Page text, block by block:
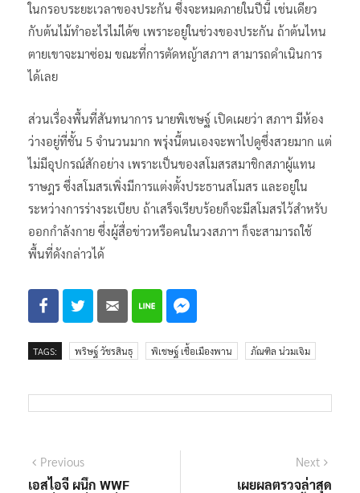
ในกรอบระยะเวลาของประกัน ซึ่งจะหมดภายในปีนี้ เช่นเดียว
กับต้นไม้ทำอะไรไม่ได้ฃ เพราะอยู่ในช่วงของประกัน ถ้าต้นไหน
ตายเขาจะมาซ่อม ขณะที่การตัดหญ้าสภาฯ สามารถดำเนินการ
ได้เลย
ส่วนเรื่องพื้นที่สันทนาการ นายพิเชษฐ์ เปิดเผยว่า สภาฯ มีห้อง
ว่างอยู่ที่ชั้น 5 จำนวนมาก พรุ่งนี้ตนเองจะพาไปดูซึ่งสวยมาก แต่
ไม่มีอุปกรณ์สักอย่าง เพราะเป็นของสโมสรสมาชิกสภาผู้แทน
ราษฎร ซึ่งสโมสรเพิ่งมีการแต่งตั้งประธานสโมสร และอยู่ใน
ระหว่างการร่างระเบียบ ถ้าเสร็จเรียบร้อยก็จะมีสโมสรไว้สำหรับ
ออกกำลังกาย ซึ่งผู้สื่อข่าวหรือคนในวงสภาฯ ก็จะสามารถใช้
พื้นที่ดังกล่าวได้
TAGS: พริษฐ์ วัชรสินธุ พิเชษฐ์ เชื้อเมืองพาน ภัณฑิล น่วมเจิม
แนะแนว
Previous
post:
เอสไอจี ผนึก WWF
Next
เผยผลตรวจล่าสุด